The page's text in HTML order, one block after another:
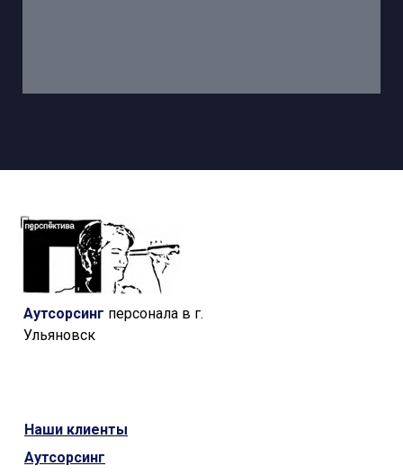
Аутсорсинг
Наши клиенты
Аутсорсинг персонала в г.
Ульяновск